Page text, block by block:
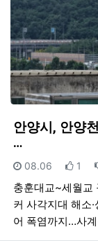
안양시, 안양
…
등록일
08.06 추천
1
충훈대교~세월교
커 사각지대 해소
어 폭염까지…사